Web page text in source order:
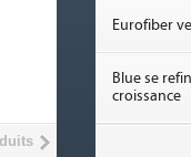
Eurofiber
Blue se
croissance